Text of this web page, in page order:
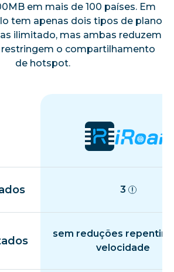
em mais de 100 países. Em
tem apenas dois tipos de plano
ilimitado, mas ambas reduzem
restringem o compartilhamento
de hotspot.
3
sem reduções
velocidade